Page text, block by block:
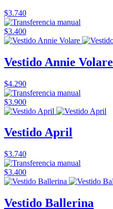
$3.740
$3.400
Vestido Annie Volare
$4.290
$3.900
Vestido April
$3.740
$3.400
Vestido Ballerina